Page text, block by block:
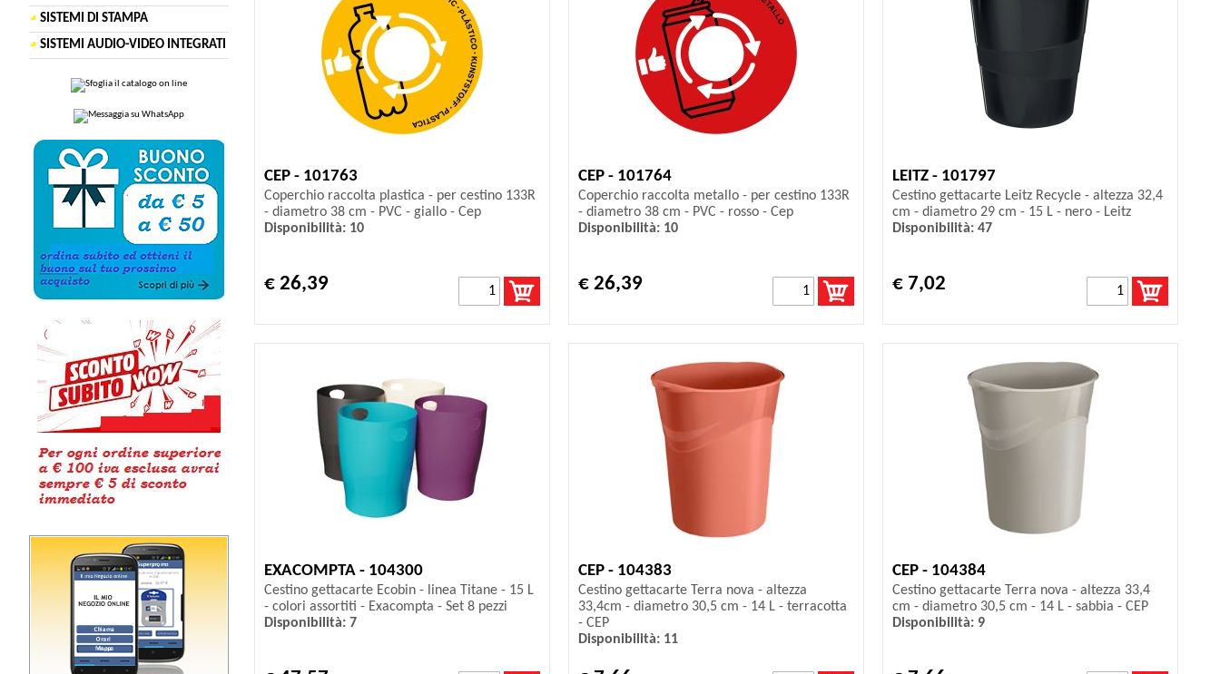
SISTEMI DI STAMPA
SISTEMI AUDIO-VIDEO INTEGRATI
CEP - 101763
Coperchio raccolta plastica - per cestino 133R
- diametro 38 cm - PVC - giallo - Cep
Disponibilità: 10
€ 26,39
CEP - 101764
Coperchio raccolta metallo - per cestino 133R
- diametro 38 cm - PVC - rosso - Cep
Disponibilità: 10
€ 26,39
LEITZ - 101797
Cestino gettacarte Leitz Recycle - altezza 32,4
cm - diametro 29 cm - 15 L - nero - Leitz
Disponibilità: 47
€ 7,02
EXACOMPTA - 104300
Cestino gettacarte Ecobin - linea Titane - 15 L
- colori assortiti - Exacompta - Set 8 pezzi
Disponibilità: 7
CEP - 104383
Cestino gettacarte Terra nova - altezza
33,4cm - diametro 30,5 cm - 14 L - terracotta
- CEP
Disponibilità: 11
CEP - 104384
Cestino gettacarte Terra nova - altezza 33,4
cm - diametro 30,5 cm - 14 L - sabbia - CEP
Disponibilità: 9